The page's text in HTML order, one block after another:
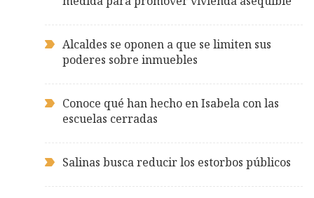
Alcaldes se oponen a que se limiten sus
poderes sobre inmuebles
Conoce qué han hecho en Isabela con las
escuelas cerradas
Salinas busca reducir los estorbos públicos